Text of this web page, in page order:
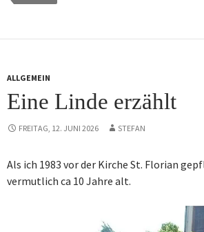
ALLGEMEIN
Eine Linde erzählt
FREITAG, 12. JUNI 2026 STEFAN
Als ich 1983 vor der Kirche St. Florian
vermutlich ca 10 Jahre alt.